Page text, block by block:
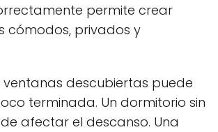
permite crear
cómodos, privados y
ventanas descubiertas puede
terminada. Un dormitorio sin
afectar el descanso. Una